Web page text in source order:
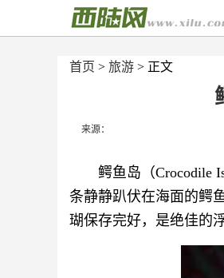
首页 > 旅游 > 正文
来源：
鳄鱼岛（Crocodile
条静静趴伏在海面的鳄
瑚保存完好，是绝佳的